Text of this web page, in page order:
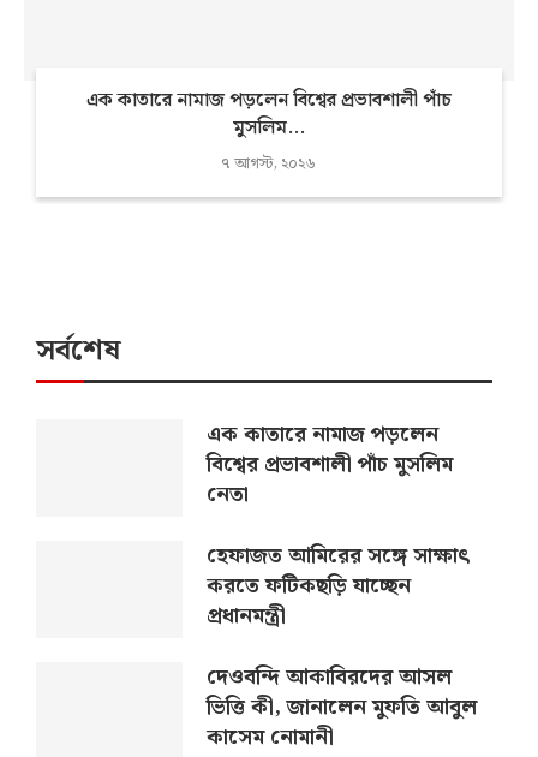
এক কাতারে নামাজ পড়লেন বিশ্বের প্রভাবশালী পাঁচ
মুসলিম...
৭ আগস্ট, ২০২৬
সর্বশেষ
এক কাতারে নামাজ পড়লেন
বিশ্বের প্রভাবশালী পাঁচ মুসলিম
নেতা
হেফাজত আমিরের সঙ্গে সাক্ষাৎ
করতে ফটিকছড়ি যাচ্ছেন
প্রধানমন্ত্রী
দেওবন্দি আকাবিরদের আসল
ভিত্তি কী, জানালেন মুফতি আবুল
কাসেম নোমানী